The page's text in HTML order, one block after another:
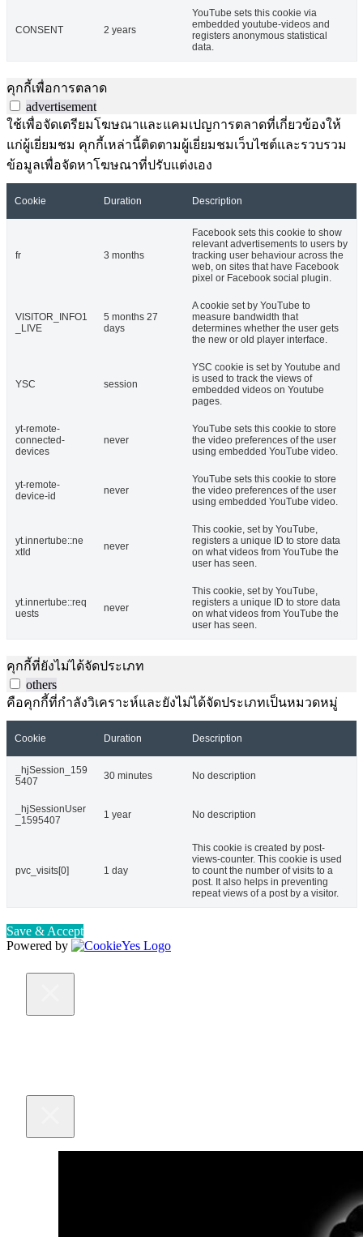
CONSENT 2 years
YouTube sets this cookie via
embedded youtube-videos and
registers anonymous statistical
data.
คุกกี้เพื่อการตลาด
advertisement
ใช้เพื่อจัดเตรียมโฆษณาและแคมเปญการตลาดที่เกี่ยวข้องให้
แก่ผู้เยี่ยมชม คุกกี้เหล่านี้ติดตามผู้เยี่ยมชมเว็บไซต์และรวบรวม
ข้อมูลเพื่อจัดหาโฆษณาที่ปรับแต่งเอง
Cookie Duration Description
fr 3 months
Facebook sets this cookie to show
relevant advertisements to users by
tracking user behaviour across the
web, on sites that have Facebook
pixel or Facebook social plugin.
VISITOR_INFO1
_LIVE
5 months 27
days
A cookie set by YouTube to
measure bandwidth that
determines whether the user gets
the new or old player interface.
YSC session
YSC cookie is set by Youtube and
is used to track the views of
embedded videos on Youtube
pages.
yt-remote-
connected-
devices
never
YouTube sets this cookie to store
the video preferences of the user
using embedded YouTube video.
yt-remote-
device-id
never
YouTube sets this cookie to store
the video preferences of the user
using embedded YouTube video.
yt.innertube::ne
xtId
never
This cookie, set by YouTube,
registers a unique ID to store data
on what videos from YouTube the
user has seen.
yt.innertube::req
uests
never
This cookie, set by YouTube,
registers a unique ID to store data
on what videos from YouTube the
user has seen.
คุกกี้ที่ยังไม่ได้จัดประเภท
others
คือคุกกี้ที่กำลังวิเคราะห์และยังไม่ได้จัดประเภทเป็นหมวดหมู่
Cookie Duration Description
_hjSession_159
5407
30 minutes No description
_hjSessionUser
_1595407
1 year No description
pvc_visits[0] 1 day
This cookie is created by post-
views-counter. This cookie is used
to count the number of visits to a
post. It also helps in preventing
repeat views of a post by a visitor.
Save & Accept
Powered by